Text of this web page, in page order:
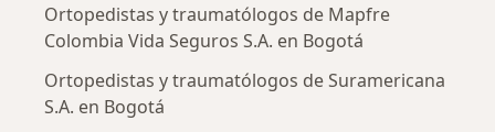
Ortopedistas y traumatólogos de Mapfre
Colombia Vida Seguros S.A. en Bogotá
Ortopedistas y traumatólogos de Suramericana
S.A. en Bogotá